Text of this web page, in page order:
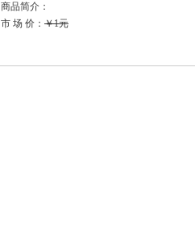
商品简介：
市 场 价： ￥1元